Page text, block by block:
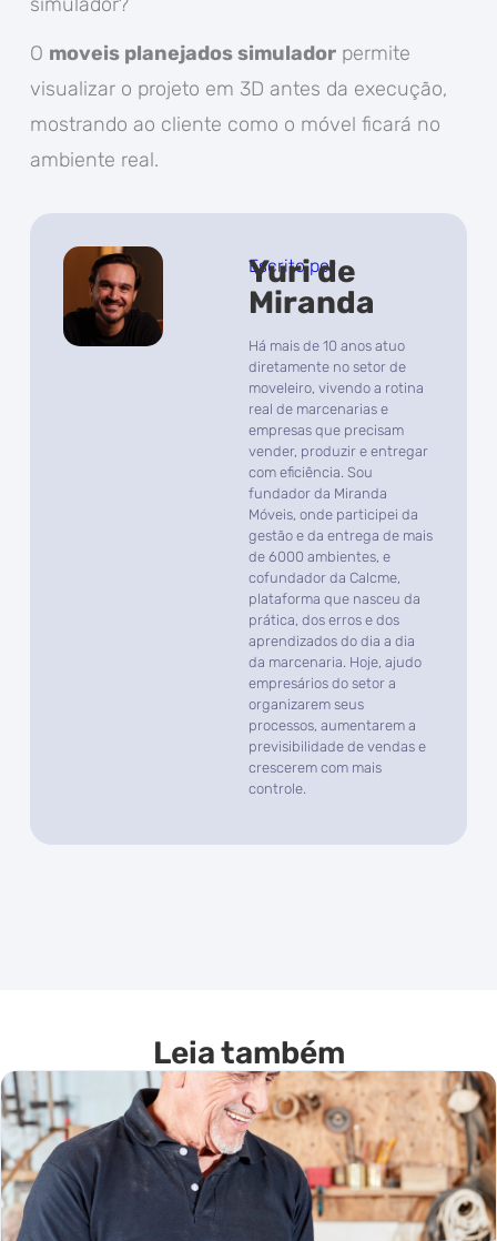
O moveis planejados simuladorpermite
visualizar o projeto em 3D antes da execução,
mostrando ao cliente como o móvel ficará no
ambiente real.
Escrito por
Yuri de
Miranda
Há mais de 10 anos atuo
diretamente no setor de
moveleiro, vivendo a rotina
real de marcenarias e
empresas que precisam
vender, produzir e entregar
com eficiência. Sou
fundador da Miranda
Móveis, onde participei da
gestão e da entrega de mais
de 6000 ambientes, e
cofundador da Calcme,
plataforma que nasceu da
prática, dos erros e dos
aprendizados do dia a dia
da marcenaria. Hoje, ajudo
empresários do setor a
organizarem seus
processos, aumentarem a
previsibilidade de vendas e
crescerem com mais
controle.
Leia também